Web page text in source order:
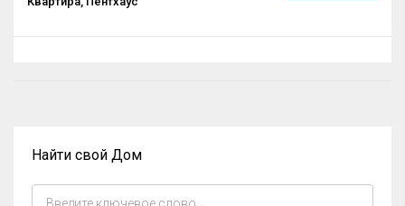
Найти свой Дом